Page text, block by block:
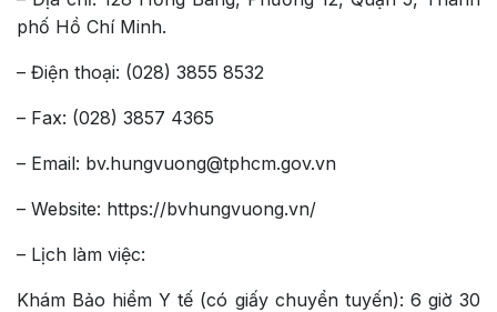
phố Hồ Chí Minh.
– Điện thoại: (028) 3855 8532
– Fax: (028) 3857 4365
– Email: bv.hungvuong@tphcm.gov.vn
– Website: https://bvhungvuong.vn/
– Lịch làm việc:
Khám Bảo hiểm Y tế (có giấy chuyển tuyến): 6 giờ 30